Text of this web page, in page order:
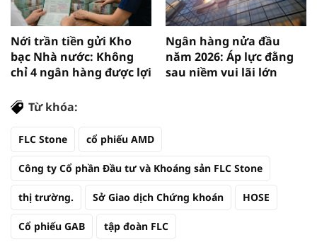
Nới trần tiền gửi Kho
bạc Nhà nước: Không
chỉ 4 ngân hàng được lợi
Ngân hàng nửa đầu
năm 2026: Áp lực đằng
sau niềm vui lãi lớn
Từ khóa:
FLC Stone cổ phiếu AMD
Công ty Cổ phần Đầu tư và Khoáng sản FLC Stone
thị trường. Sở Giao dịch Chứng khoán HOSE
Cổ phiếu GAB tập đoàn FLC